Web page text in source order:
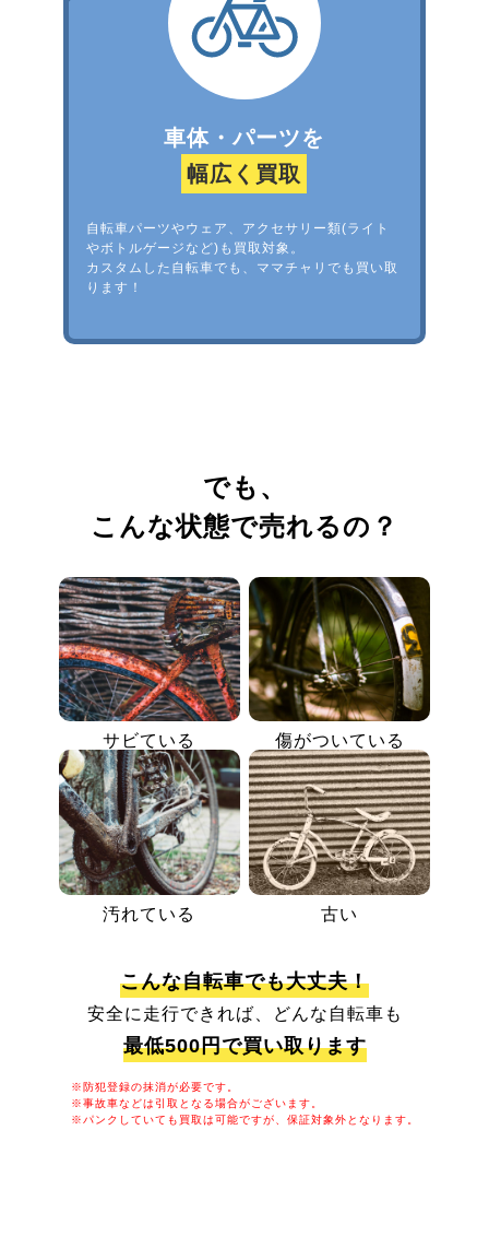
車体・パーツを
幅広く買取
自転車パーツやウェア、アクセサリー類(ライト
やボトルゲージなど)も買取対象。
カスタムした自転車でも、ママチャリでも買い取
ります！
でも、
こんな状態で売れるの？
サビている 傷がついている
汚れている 古い
こんな自転車でも大丈夫！
安全に走行できれば、どんな自転車も
最低500円で買い取ります
※防犯登録の抹消が必要です。
※事故車などは引取となる場合がございます。
※パンクしていても買取は可能ですが、保証対象外となります。